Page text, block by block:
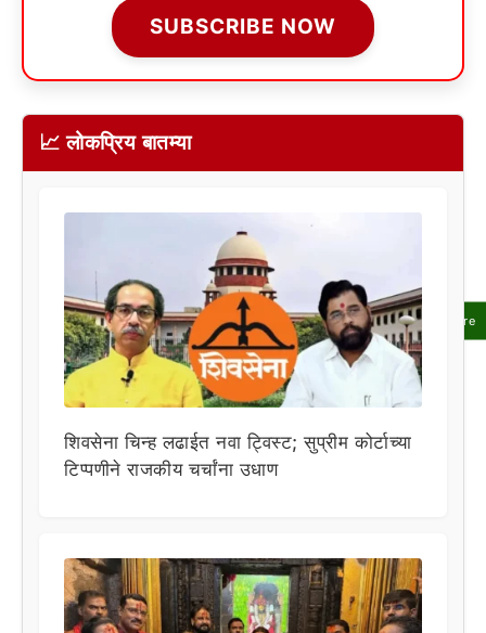
Share
SUBSCRIBE NOW
📈 लोकप्रिय बातम्या
शिवसेना चिन्ह लढाईत नवा ट्विस्ट; सुप्रीम कोर्टाच्या
टिप्पणीने राजकीय चर्चांना उधाण